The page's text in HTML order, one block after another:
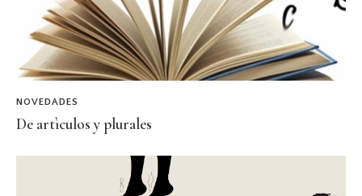
NOVEDADES
De artìculos y plurales